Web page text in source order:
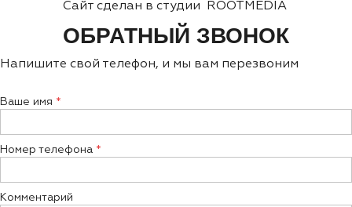
Сайт сделан в студии ROOTMEDIA
ОБРАТНЫЙ ЗВОНОК
Напишите свой телефон, и мы вам перезвоним
Ваше имя
Номер телефона
Комментарий